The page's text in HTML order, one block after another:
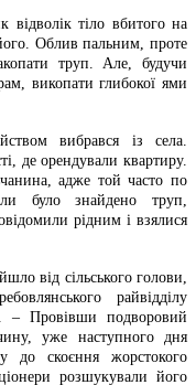
відволік тіло вбитого на
Облив пальним, проте
труп. Але, будучи
викопати глибокої ями
вибрався із села.
де орендували квартиру.
, адже той часто по
було знайдено труп,
рідним і взялися
від сільського голови,
райвідділу
. – Провівши подворовий
уже наступного дня
до скоєння жорстокого
розшукували його